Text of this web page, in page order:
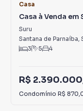
Casa
Casa à Venda em
Suru
Santana de Parnaíba,
3
5 4
R$
Condomínio R$